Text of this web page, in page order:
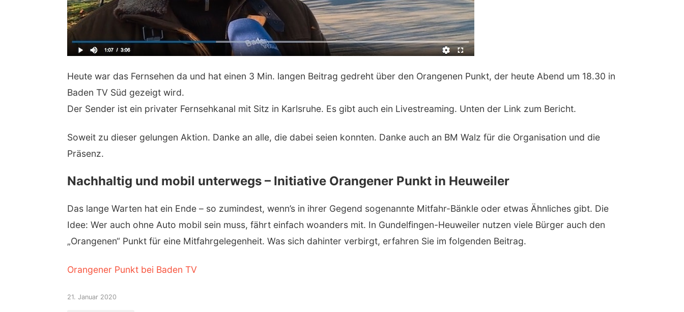
Heute war das Fernsehen da und hat einen 3 Min. langen Beitrag gedreht über den Orangenen Punkt, der heute Abend um 18.30 in
Baden TV Süd gezeigt wird.
Der Sender ist ein privater Fernsehkanal mit Sitz in Karlsruhe. Es gibt auch ein Livestreaming. Unten der Link zum Bericht.
Soweit zu dieser gelungen Aktion. Danke an alle, die dabei seien konnten. Danke auch an BM Walz für die Organisation und die
Präsenz.
Nachhaltig und mobil unterwegs – Initiative Orangener Punkt in Heuweiler
Das lange Warten hat ein Ende – so zumindest, wenn’s in ihrer Gegend sogenannte Mitfahr-Bänkle oder etwas Ähnliches gibt. Die
Idee: Wer auch ohne Auto mobil sein muss, fährt einfach woanders mit. In Gundelfingen-Heuweiler nutzen viele Bürger auch den
„Orangenen“ Punkt für eine Mitfahrgelegenheit. Was sich dahinter verbirgt, erfahren Sie im folgenden Beitrag.
Orangener Punkt bei Baden TV
21. Januar 2020